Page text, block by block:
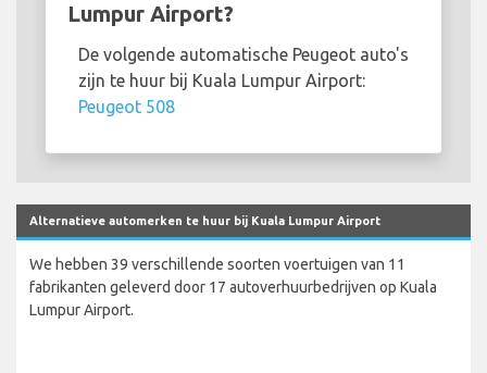
Lumpur Airport?
De volgende automatische Peugeot auto's
zijn te huur bij Kuala Lumpur Airport:
Peugeot 508
Alternatieve automerken te huur bij Kuala Lumpur Airport
We hebben 39 verschillende soorten voertuigen van 11
fabrikanten geleverd door 17 autoverhuurbedrijven op Kuala
Lumpur Airport.